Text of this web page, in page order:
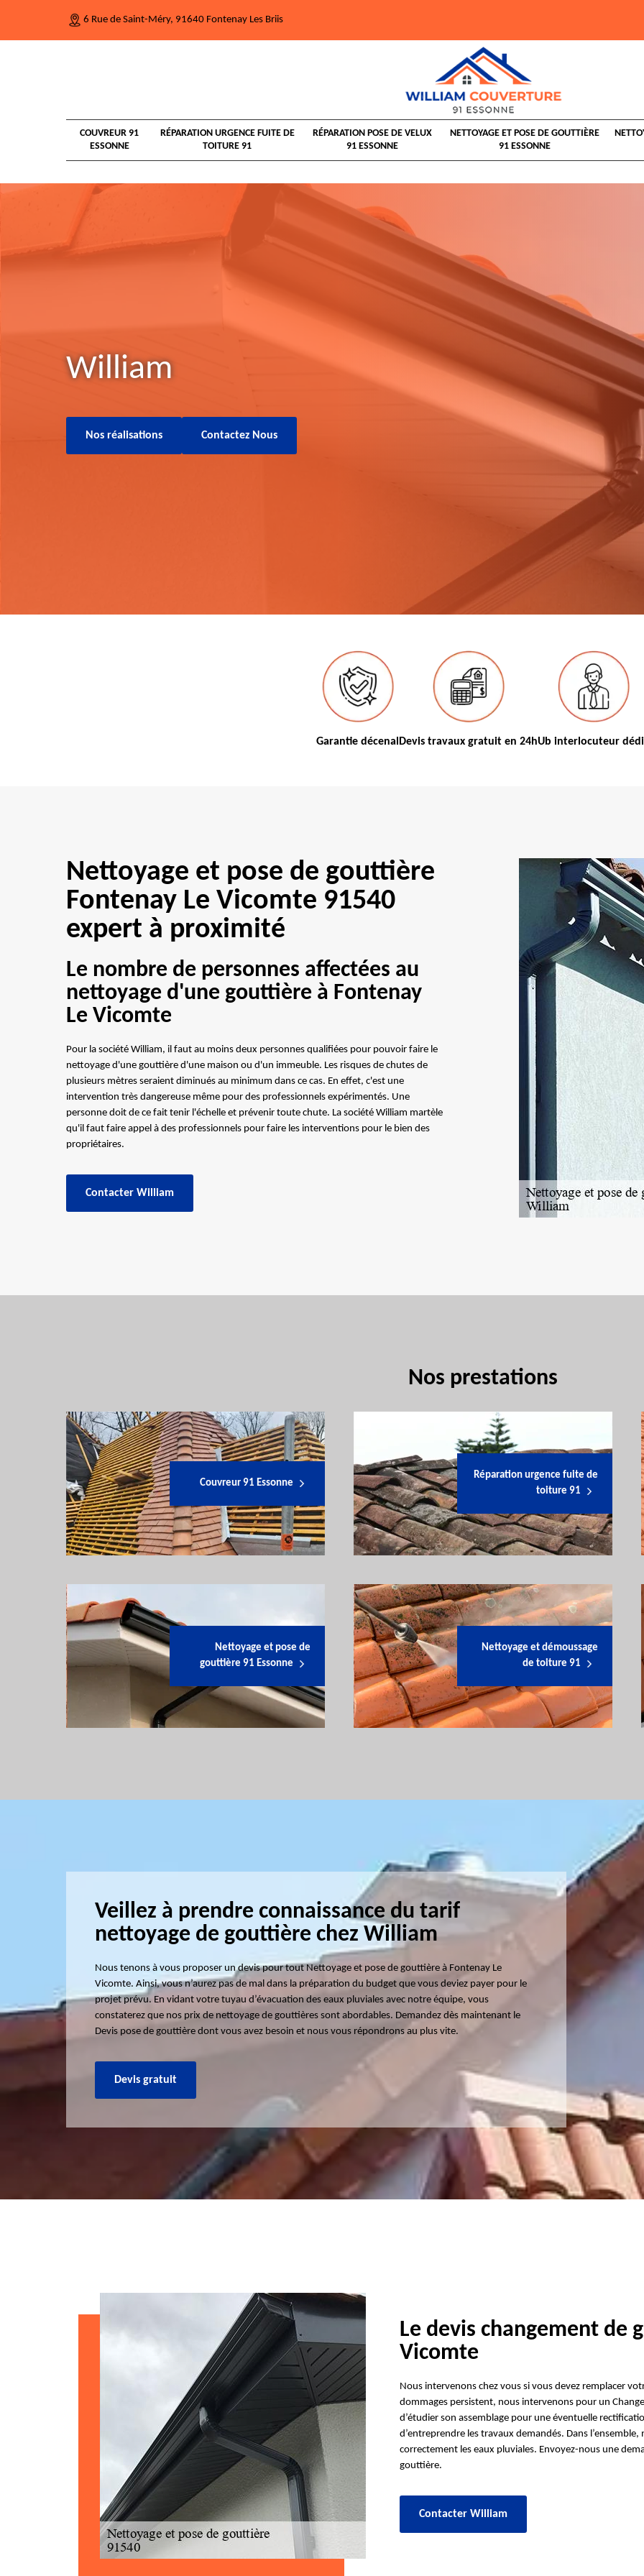
6 Rue de Saint-Méry, 91640 Fontenay Les Briis
COUVREUR 91
ESSONNE
RÉPARATION URGENCE FUITE DE
TOITURE 91
RÉPARATION POSE DE VELUX
91 ESSONNE
NETTOYAGE ET POSE DE GOUTTIÈRE
91 ESSONNE
William
Nos réalisations Contactez Nous
Garantie décenal Devis travaux gratuit en 24hUb interlocuteur
Nettoyage et pose de gouttière
Fontenay Le Vicomte 91540
expert à proximité
Le nombre de personnes affectées au
nettoyage d'une gouttière à Fontenay
Le Vicomte
Pour la société William, il faut au moins deux personnes qualifiées pour pouvoir faire le
nettoyage d'une gouttière d'une maison ou d'un immeuble. Les risques de chutes de
plusieurs mètres seraient diminués au minimum dans ce cas. En effet, c'est une
intervention très dangereuse même pour des professionnels expérimentés. Une
personne doit de ce fait tenir l'échelle et prévenir toute chute. La société William martèle
qu'il faut faire appel à des professionnels pour faire les interventions pour le bien des
propriétaires.
Contacter William
Nos prestations
Couvreur 91 Essonne
Réparation urgence fuite de
toiture 91
Nettoyage et pose de
gouttière 91 Essonne
Nettoyage et démoussage
de toiture 91
Veillez à prendre connaissance du tarif
nettoyage de gouttière chez William
Nous tenons à vous proposer un devis pour tout Nettoyage et pose de gouttière à Fontenay Le
Vicomte. Ainsi, vous n’aurez pas de mal dans la préparation du budget que vous deviez payer pour le
projet prévu. En vidant votre tuyau d’évacuation des eaux pluviales avec notre équipe, vous
constaterez que nos prix de nettoyage de gouttières sont abordables. Demandez dès maintenant le
Devis pose de gouttière dont vous avez besoin et nous vous répondrons au plus vite.
Devis gratuit
Le devis changement de
Vicomte
Nous intervenons chez vous si vous devez remplacer
dommages persistent, nous intervenons pour un
d’étudier son assemblage pour une éventuelle
d’entreprendre les travaux demandés. Dans
correctement les eaux pluviales. Envoyez-nous une
gouttière.
Contacter William